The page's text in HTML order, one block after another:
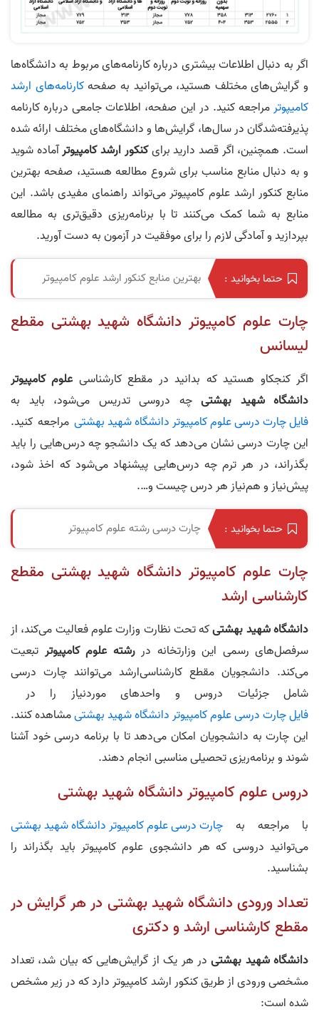
اگر به دنبال اطلاعات بیشتری درباره کارنامه‌های مربوط به دانشگاه‌ها
و گرایش‌های مختلف هستید، می‌توانید به صفحهکارنامه‌‌های ارشد
کامیپوترمراجعه کنید. در این صفحه، اطلاعات جامعی درباره کارنامه
پذیرفته‌شدگان در سال‌ها، گرایش‌ها و دانشگاه‌های مختلف ارائه شده
است. همچنین، اگر قصد دارید برایکنکور ارشد کامپیوترآماده شوید
و به دنبال منابع مناسب برای شروع مطالعه هستید، صفحه بهترین
منابع کنکور ارشد علوم کامپیوتر می‌تواند راهنمای مفیدی باشد. این
منابع به شما کمک می‌کنند تا با برنامه‌ریزی دقیق‌تری به مطالعه
بپردازید و آمادگی لازم را برای موفقیت در آزمون به دست آورید.
حتما بخوانید : بهترین منابع کنکور ارشد علوم کامپیوتر
چارت علوم کامپیوتر دانشگاه شهید بهشتی مقطع
لیسانس
اگر کنجکاو هستید که بدانید در مقطع کارشناسی علوم کامپیوتر
دانشگاه شهید بهشتی چه دروسی تدریس می‌شود، باید به
فایل چارت درسی علوم کامپیوتر دانشگاه شهید بهشتی مراجعه کنید.
این چارت درسی نشان می‌دهد که یک دانشجو چه درس‌هایی را باید
بگذراند، در هر ترم چه درس‌هایی پیشنهاد می‌شود که اخذ شود،
پیش‌نیاز و هم‌نیاز هر درس چیست و….
حتما بخوانید : چارت درسی رشته علوم کامپیوتر
چارت علوم کامپیوتر دانشگاه شهید بهشتی مقطع
کارشناسی‌ ارشد
دانشگاه شهید بهشتیکه تحت نظارت وزارت علوم فعالیت می‌کند، از
سرفصل‌های رسمی این وزارتخانه دررشته علوم کامپیوتر تبعیت
می‌کند. دانشجویان مقطع کارشناسی‌ارشد می‌توانند چارت درسی
شامل جزئیات دروس و واحدهای موردنیاز را در
فایل چارت درسی علوم کامپیوتر دانشگاه شهید بهشتیمشاهده کنند.
این چارت به دانشجویان امکان می‌دهد تا با برنامه درسی خود آشنا
شوند و برنامه‌ریزی تحصیلی مناسبی انجام دهند.
دروس علوم کامپیوتر دانشگاه شهید بهشتی
با مراجعه به چارت درسی علوم کامپیوتر دانشگاه شهید بهشتی
می‌توانید دروسی که هر دانشجوی علوم کامپیوتر باید بگذراند را
بشناسید.
تعداد ورودی دانشگاه شهید بهشتی در هر گرایش در
مقطع کارشناسی‌ ارشد و دکتری
دانشگاه شهید بهشتیدر هر یک از گرایش‌هایی که بیان شد، تعداد
مشخصی ورودی از طریق کنکور ارشد کامپیوتر دارد که در زیر مشخص
شده است: